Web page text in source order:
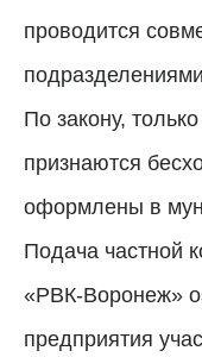
проводится
По закону,
признаются
оформлены в
Подача частной
«РВК-Воронеж»
предприятия